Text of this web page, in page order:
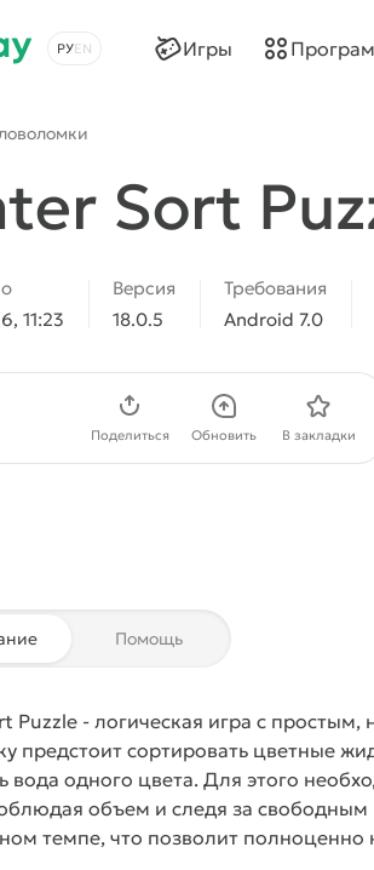
Выбрать язык
Игры
Sort
11:23
Версия
18.0.5
Требования
Android 7.0
Поделиться Обновить В закладки
Помощь
Puzzle - логическая игра с
предстоит сортировать цветные
вода одного цвета. Для этого
объем и следя за
темпе, что позволит